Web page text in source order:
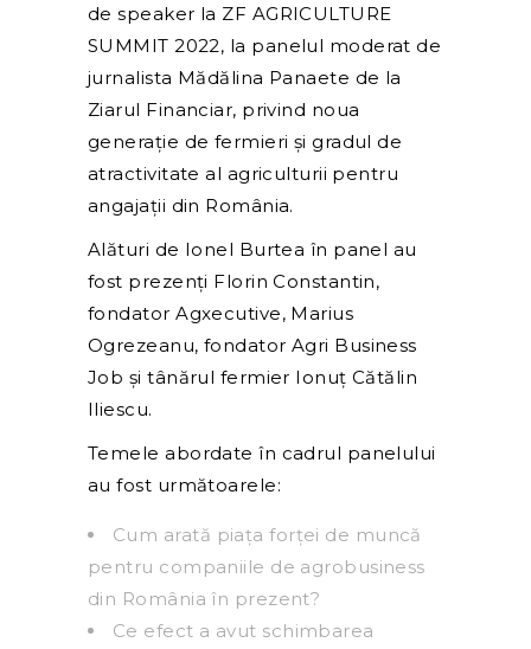
de speaker la ZF AGRICULTURE
SUMMIT 2022, la panelul moderat de
jurnalista Mădălina Panaete de la
Ziarul Financiar, privind noua
generație de fermieri și gradul de
atractivitate al agriculturii pentru
angajații din România.
Alături de Ionel Burtea în panel au
fost prezenți Florin Constantin,
fondator Agxecutive, Marius
Ogrezeanu, fondator Agri Business
Job și tânărul fermier Ionuț Cătălin
Iliescu.
Temele abordate în cadrul panelului
au fost următoarele:
Cum arată piața forței de muncă
pentru companiile de agrobusiness
din România în prezent?
Ce efect a avut schimbarea